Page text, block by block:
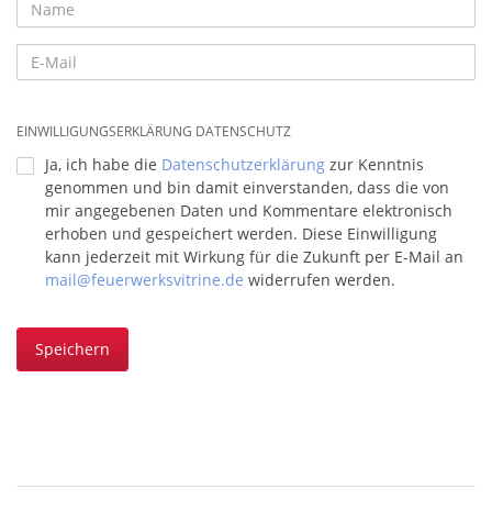
EINWILLIGUNGSERKLÄRUNG DATENSCHUTZ
Ja, ich habe die Datenschutzerklärung zur Kenntnis
genommen und bin damit einverstanden, dass die von
mir angegebenen Daten und Kommentare elektronisch
erhoben und gespeichert werden. Diese Einwilligung
kann jederzeit mit Wirkung für die Zukunft per E-Mail an
mail@feuerwerksvitrine.de widerrufen werden.
Speichern